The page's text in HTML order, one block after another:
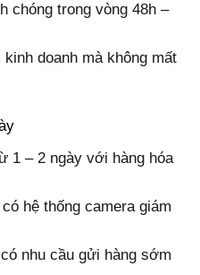
chóng trong vòng 48h –
doanh mà không mất
1 – 2 ngày với hàng hóa
hệ thống camera giám
nhu cầu gửi hàng sớm